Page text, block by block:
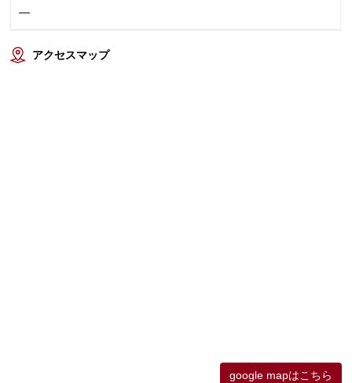
—
アクセスマップ
google mapはこちら